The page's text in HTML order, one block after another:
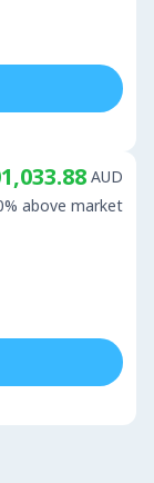
AUD
above market